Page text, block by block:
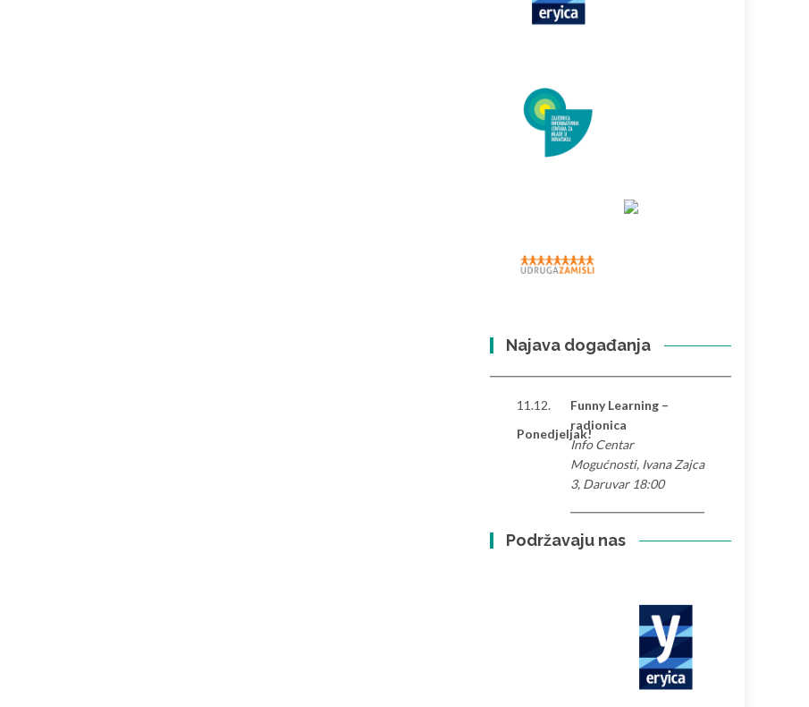
Najava događanja
11.12.
Ponedjeljak!
Funny Learning –
radionica
Info Centar
Mogućnosti, Ivana Zajca
3, Daruvar 18:00
Podržavaju nas